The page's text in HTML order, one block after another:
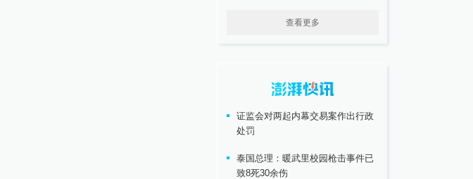
查看更多
证监会对两起内幕交易案作出行政
处罚
泰国总理：暖武里校园枪击事件已
致8死30余伤